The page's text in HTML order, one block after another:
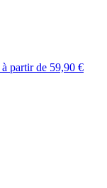
à partir de 59,90 €